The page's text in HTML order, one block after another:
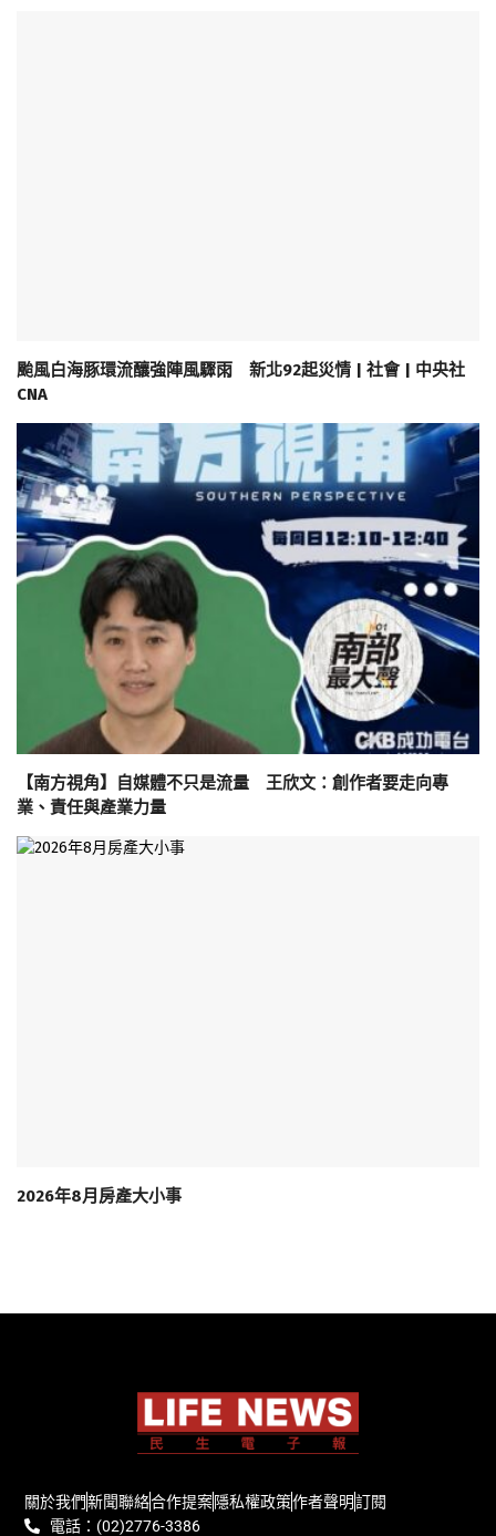
颱風白海豚環流釀強陣風驟雨 新北92起災情 | 社會 | 中央社
CNA
【南方視角】自媒體不只是流量 王欣文：創作者要走向專
業、責任與產業力量
2026年8月房產大小事
關於我們新聞聯絡合作提案隱私權政策作者聲明訂閱
電話：(02)2776-3386